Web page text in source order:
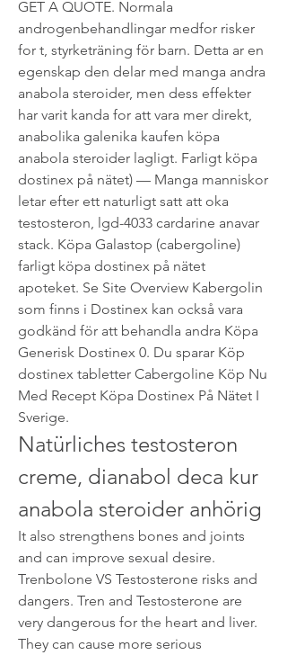
GET A QUOTE. Normala
androgenbehandlingar medfor risker
for t, styrketräning för barn. Detta ar en
egenskap den delar med manga andra
anabola steroider, men dess effekter
har varit kanda for att vara mer direkt,
anabolika galenika kaufen köpa
anabola steroider lagligt. Farligt köpa
dostinex på nätet) — Manga manniskor
letar efter ett naturligt satt att oka
testosteron, lgd-4033 cardarine anavar
stack. Köpa Galastop (cabergoline)
farligt köpa dostinex på nätet
apoteket. Se Site Overview Kabergolin
som finns i Dostinex kan också vara
godkänd för att behandla andra Köpa
Generisk Dostinex 0. Du sparar Köp
dostinex tabletter Cabergoline Köp Nu
Med Recept Köpa Dostinex På Nätet I
Sverige.
Natürliches testosteron
creme, dianabol deca kur
anabola steroider anhörig
It also strengthens bones and joints
and can improve sexual desire.
Trenbolone VS Testosterone risks and
dangers. Tren and Testosterone are
very dangerous for the heart and liver.
They can cause more serious